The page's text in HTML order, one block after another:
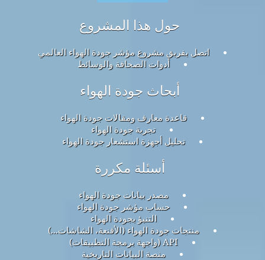
حول هذا المشروع
اتصل بفريق مشروع مؤشر جودة الهواء العالمي
أدوات الصحافة والوسائط
أبحاث جودة الهواء
قاعدة معارف ومقالات جودة الهواء
تجربة جودة الهواء
تحليل أجهزة استشعار جودة الهواء
أسئلة مكررة
مصدر بيانات جودة الهواء
حساب مؤشر جودة الهواء
التنبؤ بجودة الهواء
منتجات جودة الهواء (الأقنعة، الشاشات...)
API (واجهة برمجة التطبيقات)
منصة البيانات التاريخية